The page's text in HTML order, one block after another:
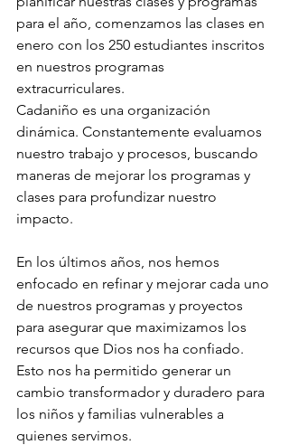
para el año, comenzamos las clases en
enero con los 250 estudiantes inscritos
en nuestros programas
extracurriculares.
Cadaniño es una organización
dinámica. Constantemente evaluamos
nuestro trabajo y procesos, buscando
maneras de mejorar los programas y
clases para profundizar nuestro
impacto.
En los últimos años, nos hemos
enfocado en refinar y mejorar cada uno
de nuestros programas y proyectos
para asegurar que maximizamos los
recursos que Dios nos ha confiado.
Esto nos ha permitido generar un
cambio transformador y duradero para
los niños y familias vulnerables a
quienes servimos.